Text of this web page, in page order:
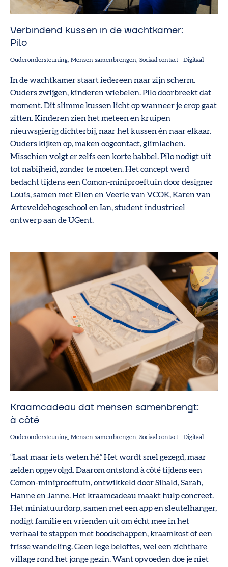
Verbindend kussen in de wachtkamer:
Pilo
Ouderondersteuning Mensen samenbrengen Sociaal contact - Digitaal
In de wachtkamer staart iedereen naar zijn scherm.
Ouders zwijgen, kinderen wiebelen. Pilo doorbreekt dat
moment. Dit slimme kussen licht op wanneer je erop gaat
zitten. Kinderen zien het meteen en kruipen
nieuwsgierig dichterbij, naar het kussen én naar elkaar.
Ouders kijken op, maken oogcontact, glimlachen.
Misschien volgt er zelfs een korte babbel. Pilo nodigt uit
tot nabijheid, zonder te moeten. Het concept werd
bedacht tijdens een Comon-miniproeftuin door designer
Louis, samen met Ellen en Veerle van VCOK, Karen van
Arteveldehogeschool en Ian, student industrieel
ontwerp aan de UGent.
Kraamcadeau dat mensen samenbrengt:
à côté
Ouderondersteuning Mensen samenbrengen Sociaal contact - Digitaal
“Laat maar iets weten hé.” Het wordt snel gezegd, maar
zelden opgevolgd. Daarom ontstond à côté tijdens een
Comon-miniproeftuin, ontwikkeld door Sibald, Sarah,
Hanne en Janne. Het kraamcadeau maakt hulp concreet.
Het miniatuurdorp, samen met een app en sleutelhanger,
nodigt familie en vrienden uit om écht mee in het
verhaal te stappen met boodschappen, kraamkost of een
frisse wandeling. Geen lege beloftes, wel een zichtbare
village rond het jonge gezin. Want opvoeden doe je niet